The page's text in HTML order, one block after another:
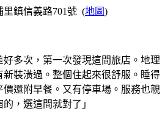
里鎮信義路701號 (地圖)
好多次，第一次發現這間旅店。地理
裝潢過。整個住起來很舒服。睡得
還附早餐。又有停車場。服務也親
，選這間就對了」